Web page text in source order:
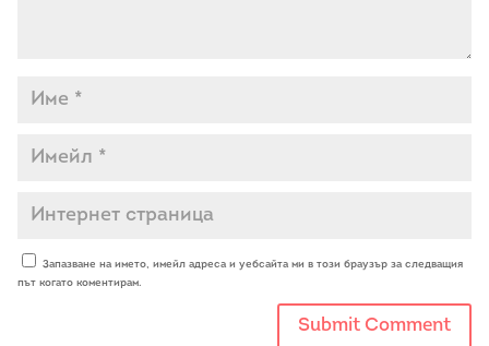
Запазване на името, имейл адреса и уебсайта ми в този браузър за следващия
път когато коментирам.